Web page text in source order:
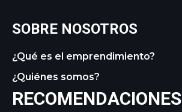
SOBRE NOSOTROS
¿Qué es el emprendimiento?
¿Quiénes somos?
RECOMENDACIONES